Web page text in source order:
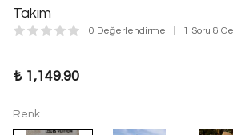
Takım
0 Değerlendirme 1 Soru &
₺ 1,149.90
Renk